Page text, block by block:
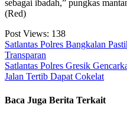
sebagai ibadah,” pungkas
(Red)
Post Views: 138
Navigasi
pos
Satlantas Polres Bangkalan
Transparan
Satlantas Polres Gresik
Jalan Tertib Dapat Cokelat
Baca Juga Berita Terkait